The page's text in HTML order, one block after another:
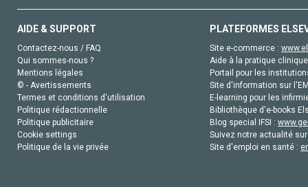
AIDE & SUPPORT
Contactez-nous / FAQ
Qui sommes-nous ?
Mentions légales
© - Avertissements
Termes et conditions d'utilisation
Politique rédactionnelle
Politique publicitaire
Cookie settings
Politique de la vie privée
PLATEFORMES
Site e-commerce :
Aide à la pratique
Portail pour les
Site d'information sur
E-learning pour les
Bibliothèque d'e-books
Blog special IFSI :
Suivez notre actualité
Site d'emploi en santé :